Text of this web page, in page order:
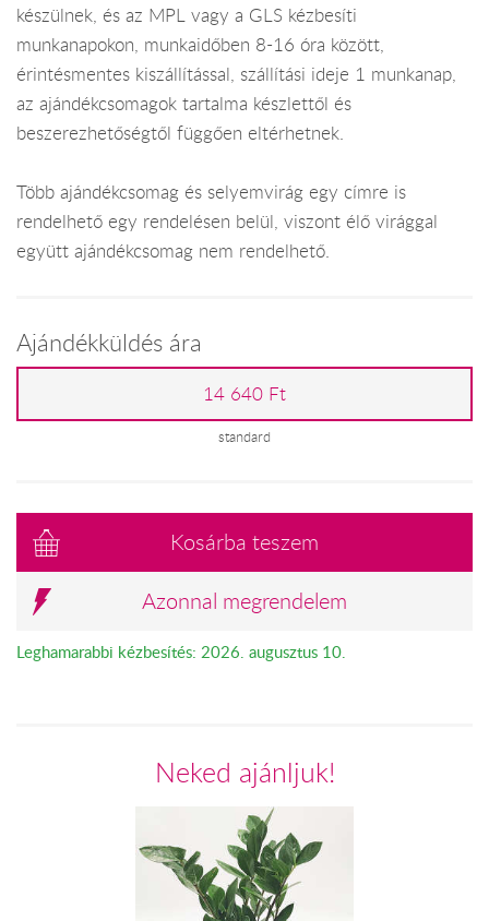
készülnek, és az MPL vagy a GLS kézbesíti
munkanapokon, munkaidőben 8-16 óra között,
érintésmentes kiszállítással, szállítási ideje 1 munkanap,
az ajándékcsomagok tartalma készlettől és
beszerezhetőségtől függően eltérhetnek.
Több ajándékcsomag és selyemvirág egy címre is
rendelhető egy rendelésen belül, viszont élő virággal
együtt ajándékcsomag nem rendelhető.
Ajándékküldés ára
14 640 Ft
standard
Kosárba teszem
Azonnal megrendelem
Leghamarabbi kézbesítés: 2026. augusztus 10.
Neked ajánljuk!